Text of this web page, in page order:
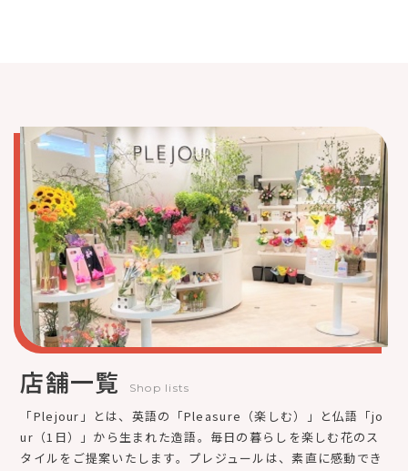
店舗一覧 Shop lists
「Plejour」とは、英語の「Pleasure（楽しむ）」と仏語「jo
ur（1日）」から生まれた造語。毎日の暮らしを楽しむ花のス
タイルをご提案いたします。プレジュールは、素直に感動でき